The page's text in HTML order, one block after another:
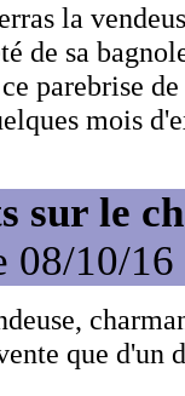
la
de sa
parebrise
mois
sur le
10/16
que d'un